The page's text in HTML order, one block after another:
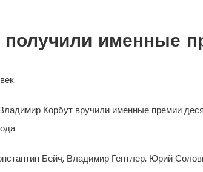
именные
Корбут вручили именные премии
Бейч, Владимир Гентлер, Юрий